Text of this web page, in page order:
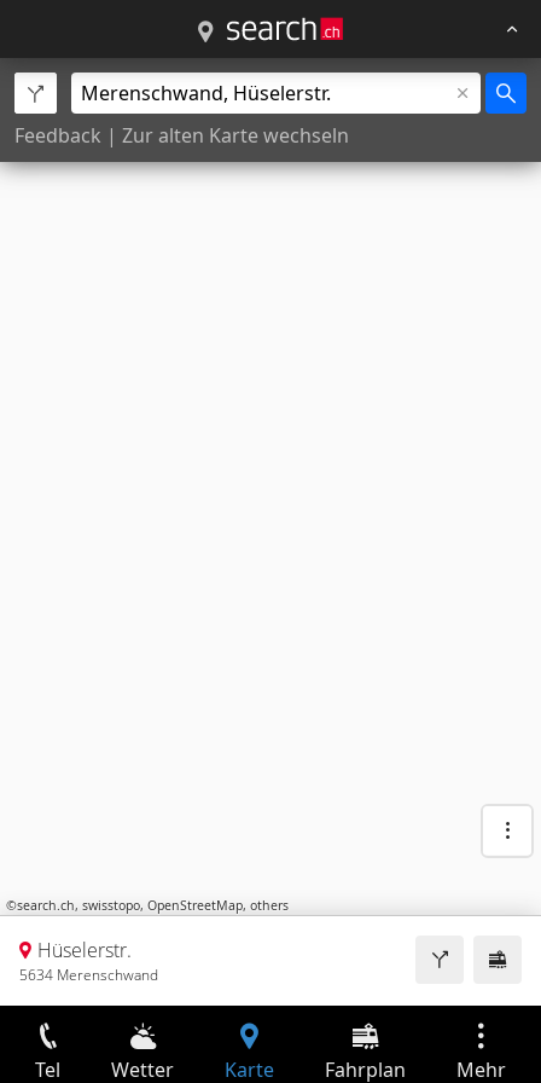
Feedback | Zur alten Karte wechseln
©search.ch, swisstopo, OpenStreetMap, others
Hüselerstr.
5634 Merenschwand
Tel Wetter Karte Fahrplan Mehr